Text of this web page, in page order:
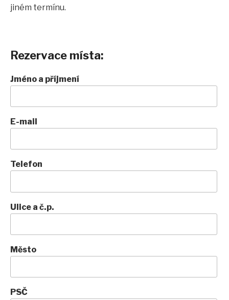
jiném termínu.
Rezervace místa:
Jméno a příjmení
E-mail
Telefon
Ulice a č.p.
Město
PSČ